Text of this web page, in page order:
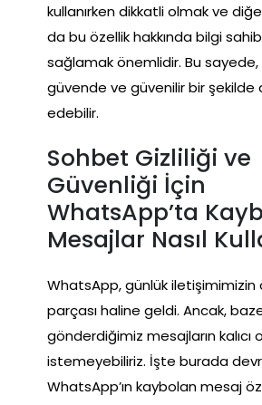
kullanırken dikkatli olmak ve diğer
da bu özellik hakkında bilgi
sağlamak önemlidir. Bu
güvende ve güvenilir bir şekilde
edebilir.
Sohbet Gizliliği ve
Güvenliği İçin
WhatsApp’ta
Mesajlar Nasıl
WhatsApp, günlük iletişimimizin
parçası haline geldi. Ancak,
gönderdiğimiz mesajların kalıcı
istemeyebiliriz. İşte burada
WhatsApp’ın kaybolan mesaj